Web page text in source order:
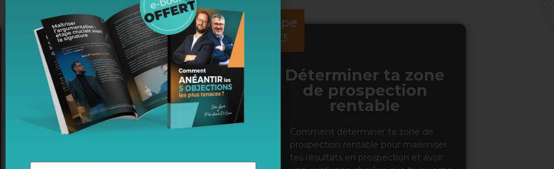
Étape
n°2
Transformer ta vision
en objectifs clairs
pour créer ton Agenda type qui te
mène vers le succès
Comment te construire un agenda
Étape
n°3
Déterminer ta zone
de prospection
rentable
Comment déterminer ta zone de
prospection rentable pour maximiser
tes résultats en prospection et avoir